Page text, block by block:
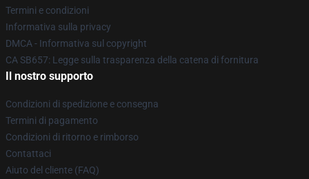
Termini e condizioni
Informativa sulla privacy
DMCA - Informativa sul copyright
CA SB657: Legge sulla trasparenza della catena di fornitura
Il nostro supporto
Condizioni di spedizione e consegna
Termini di pagamento
Condizioni di ritorno e rimborso
Contattaci
Aiuto del cliente (FAQ)